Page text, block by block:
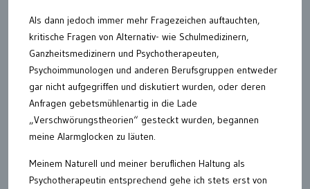
Als dann jedoch immer mehr Fragezeichen auftauchten,
kritische Fragen von Alternativ- wie Schulmedizinern,
Ganzheitsmedizinern und Psychotherapeuten,
Psychoimmunologen und anderen Berufsgruppen entweder
gar nicht aufgegriffen und diskutiert wurden, oder deren
Anfragen gebetsmühlenartig in die Lade
„Verschwörungstheorien“ gesteckt wurden, begannen
meine Alarmglocken zu läuten.
Meinem Naturell und meiner beruflichen Haltung als
Psychotherapeutin entsprechend gehe ich stets erst von